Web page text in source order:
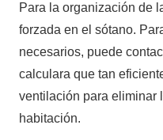
Para la organización de
forzada en el sótano.
necesarios, puede
calculara que tan
ventilación para eliminar
habitación.